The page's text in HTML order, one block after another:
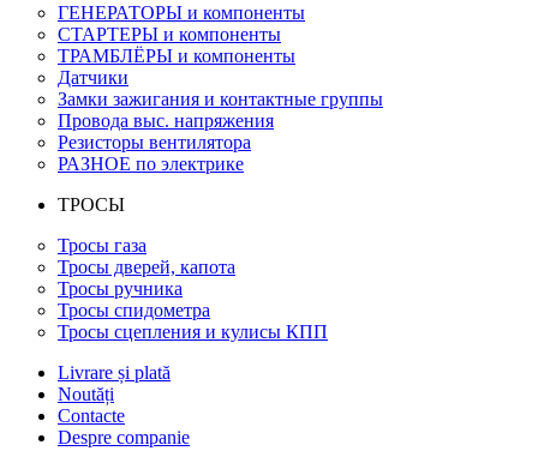
ГЕНЕРАТОРЫ и компоненты
СТАРТЕРЫ и компоненты
ТРАМБЛЁРЫ и компоненты
Датчики
Замки зажигания и контактные группы
Провода выс. напряжения
Резисторы вентилятора
РАЗНОЕ по электрике
ТРОСЫ
Тросы газа
Тросы дверей, капота
Тросы ручника
Тросы спидометра
Тросы сцепления и кулисы КПП
Livrare și plată
Noutăți
Contacte
Despre companie